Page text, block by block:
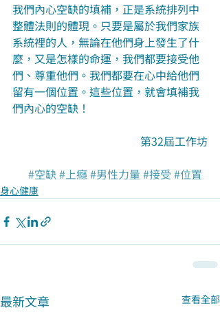
我們內心空缺的填補，正是系統排列中
整體法則的體現。只要是屬於我們家族
系統裡的人，無論在他們身上發生了什
麼，又是怎樣的命運，我們都要接受他
們、尊重他們。我們都要在心中給他們
留有一個位置。這些位置，就會填補我
們內心的空缺！
第32屆工作坊
#空缺#上癮#男性力量 #接受 #位置
身心健康
最新文章 查看全部